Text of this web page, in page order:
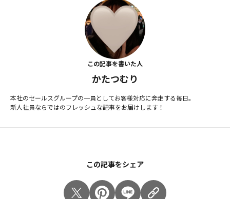
この記事を書いた人
かたつむり
本社のセールスグループの一員としてお客様対応に奔走する毎日。
新人社員ならではのフレッシュな記事をお届けします！
この記事をシェア